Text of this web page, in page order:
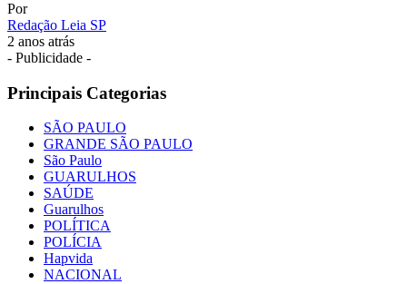
Por
Redação Leia SP
2 anos atrás
- Publicidade -
Principais Categorias
SÃO PAULO
GRANDE SÃO PAULO
São Paulo
GUARULHOS
SAÚDE
Guarulhos
POLÍTICA
POLÍCIA
Hapvida
NACIONAL